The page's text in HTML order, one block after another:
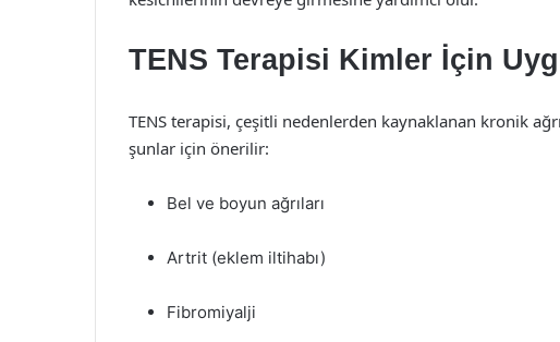
TENS Terapisi Kimler İçin
TENS terapisi, çeşitli nedenlerden kaynaklanan kronik
şunlar için önerilir:
Bel ve boyun ağrıları
Artrit (eklem iltihabı)
Fibromiyalji